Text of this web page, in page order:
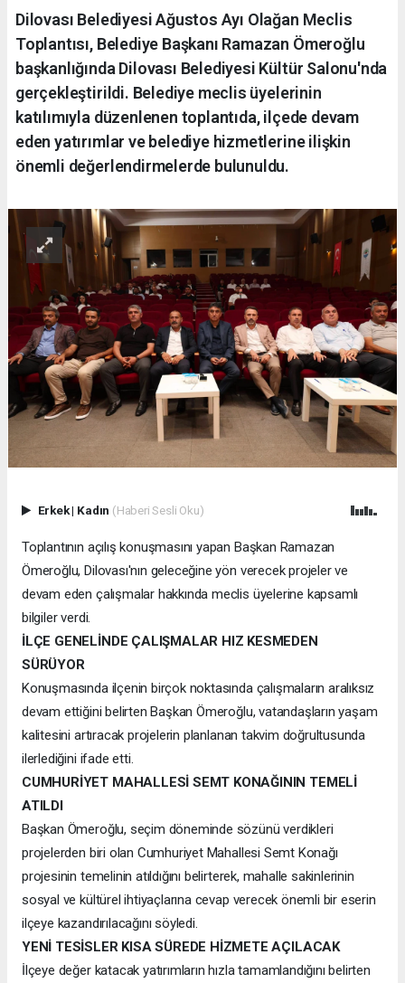
Dilovası Belediyesi Ağustos Ayı Olağan Meclis
Toplantısı, Belediye Başkanı Ramazan Ömeroğlu
başkanlığında Dilovası Belediyesi Kültür Salonu'nda
gerçekleştirildi. Belediye meclis üyelerinin
katılımıyla düzenlenen toplantıda, ilçede devam
eden yatırımlar ve belediye hizmetlerine ilişkin
önemli değerlendirmelerde bulunuldu.
Erkek| Kadın (Haberi Sesli Oku)
Toplantının açılış konuşmasını yapan Başkan Ramazan
Ömeroğlu, Dilovası'nın geleceğine yön verecek projeler ve
devam eden çalışmalar hakkında meclis üyelerine kapsamlı
bilgiler verdi.
İLÇE GENELİNDE ÇALIŞMALAR HIZ KESMEDEN
SÜRÜYOR
Konuşmasında ilçenin birçok noktasında çalışmaların aralıksız
devam ettiğini belirten Başkan Ömeroğlu, vatandaşların yaşam
kalitesini artıracak projelerin planlanan takvim doğrultusunda
ilerlediğini ifade etti.
CUMHURİYET MAHALLESİ SEMT KONAĞININ TEMELİ
ATILDI
Başkan Ömeroğlu, seçim döneminde sözünü verdikleri
projelerden biri olan Cumhuriyet Mahallesi Semt Konağı
projesinin temelinin atıldığını belirterek, mahalle sakinlerinin
sosyal ve kültürel ihtiyaçlarına cevap verecek önemli bir eserin
ilçeye kazandırılacağını söyledi.
YENİ TESİSLER KISA SÜREDE HİZMETE AÇILACAK
İlçeye değer katacak yatırımların hızla tamamlandığını belirten